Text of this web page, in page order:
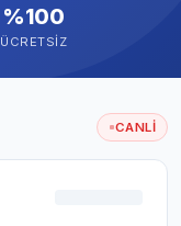
%100
ÜCRETSIZ
CANLI